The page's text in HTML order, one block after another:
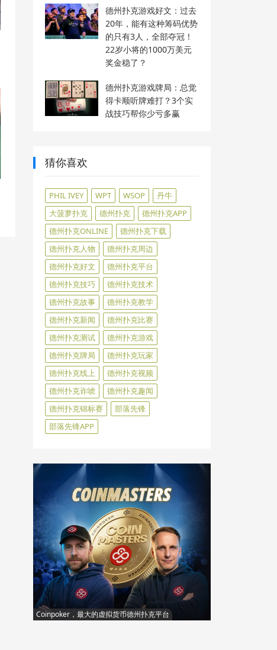
德州扑克游戏好文：过去
20年，能有这种筹码优势
的只有3人，全部夺冠！
22岁小将的1000万美元
奖金稳了？
德州扑克游戏牌局：总觉
得卡顺听牌难打？3个实
战技巧帮你少亏多赢
猜你喜欢
PHIL IVEY WPT WSOP
丹牛
大菠萝扑克
德州扑克
德州扑克APP
德州扑克ONLINE
德州扑克下载
德州扑克人物
德州扑克周边
德州扑克好文
德州扑克平台
德州扑克技巧
德州扑克技术
德州扑克故事
德州扑克教学
德州扑克新闻
德州扑克比赛
德州扑克测试
德州扑克游戏
德州扑克牌局
德州扑克玩家
德州扑克线上
德州扑克视频
德州扑克诈唬
德州扑克趣闻
德州扑克锦标赛
部落先锋
部落先锋APP
Coinpoker，最大的虚拟货币德州扑克平台